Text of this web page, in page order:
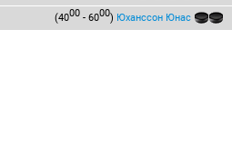
(4000 - 6000) Юханссон Юнас